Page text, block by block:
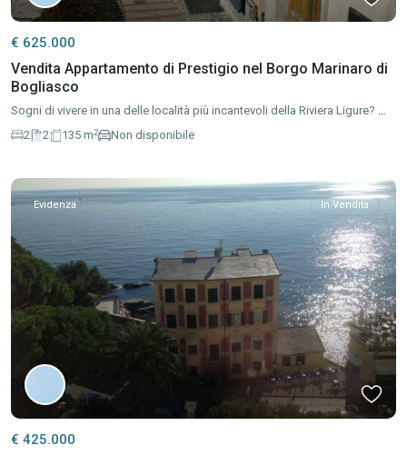
€ 625.000
Vendita Appartamento di Prestigio nel Borgo Marinaro di
Bogliasco
Sogni di vivere in una delle località più incantevoli della Riviera Ligure?
2
2 135 m2 Non disponibile
Evidenza In Vendita
€ 425.000